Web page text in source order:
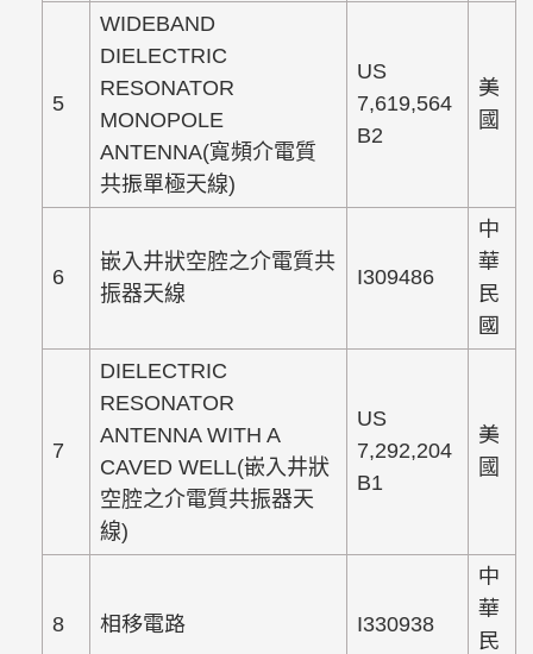
5
WIDEBAND
DIELECTRIC
RESONATOR
MONOPOLE
ANTENNA(寬頻介電質
共振單極天線)
US
7,619,564
B2
美
國
6
嵌入井狀空腔之介電質共
振器天線
I309486
中
華
民
國
7
DIELECTRIC
RESONATOR
ANTENNA WITH A
CAVED WELL(嵌入井狀
空腔之介電質共振器天
線)
US
7,292,204
B1
美
國
8 相移電路 I330938
中
華
民